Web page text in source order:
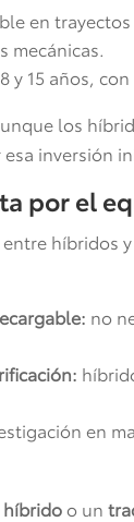
en
mecánicas.
y 15 años,
los
inversión
por el
híbridos
no
en
híbridoo un